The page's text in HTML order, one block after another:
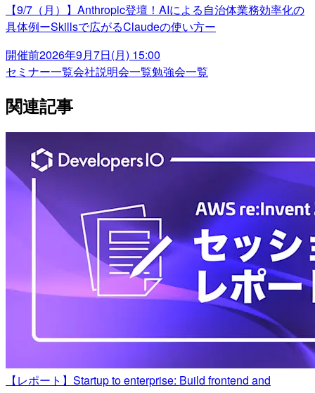
【9/7（月）】Anthropic登壇！AIによる自治体業務効率化の
具体例ーSkillsで広がるClaudeの使い方ー
開催前2026年9月7日(月) 15:00
セミナー一覧会社説明会一覧勉強会一覧
関連記事
【レポート】Startup to enterprise: Build frontend and